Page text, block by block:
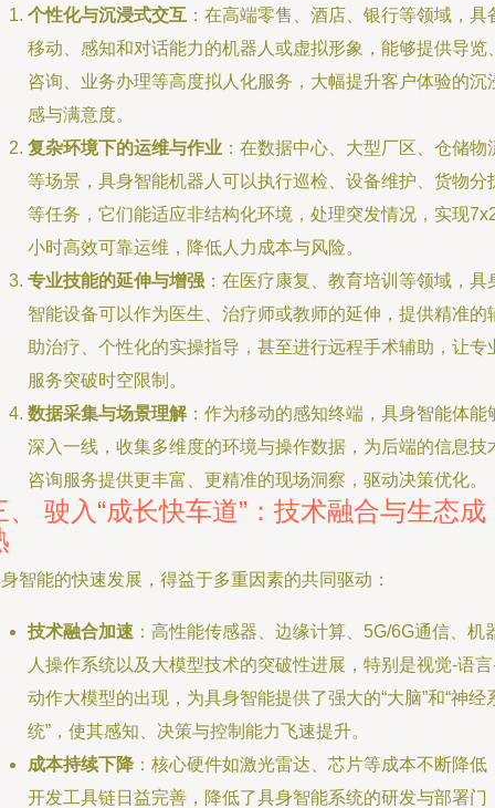
个性化与沉浸式交互 ：在高端零售、酒店、银行等领域，具
移动、感知和对话能力的机器人或虚拟形象，能够提供导览
咨询、业务办理等高度拟人化服务，大幅提升客户体验的沉
感与满意度。
复杂环境下的运维与作业 ：在数据中心、大型厂区、仓储物
等场景，具身智能机器人可以执行巡检、设备维护、货物分
等任务，它们能适应非结构化环境，处理突发情况，实现
小时高效可靠运维，降低人力成本与风险。
专业技能的延伸与增强 ：在医疗康复、教育培训等领域，具
智能设备可以作为医生、治疗师或教师的延伸，提供精准的
助治疗、个性化的实操指导，甚至进行远程手术辅助，让专
服务突破时空限制。
数据采集与场景理解：作为移动的感知终端，具身智能体能
深入一线，收集多维度的环境与操作数据，为后端的信息技
咨询服务提供更丰富、更精准的现场洞察，驱动决策优化。
、 驶入“成长快车道”：技术融合与生态成
智能的快速发展，得益于多重因素的共同驱动：
技术融合加速 ：高性能传感器、边缘计算、5G/6G通信、机
人操作系统以及大模型技术的突破性进展，特别是视觉-语
动作大模型的出现，为具身智能提供了强大的“大脑”和“神经
统”，使其感知、决策与控制能力飞速提升。
成本持续下降 ：核心硬件如激光雷达、芯片等成本不断降低
开发工具链日益完善，降低了具身智能系统的研发与部署门